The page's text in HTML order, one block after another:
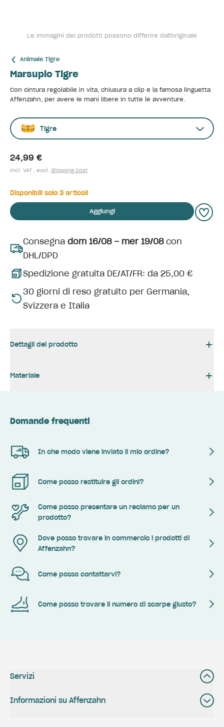
Le immagini dei prodotti possono differire dall'originale
Animale Tigre
Marsupio Tigre
Con cintura regolabile in vita, chiusura a clip e la famosa linguetta
Affenzahn, per avere le mani libere in tutte le avventure.
Tigre
24,99 €
incl. VAT , excl. Shipping Cost
Disponibili solo 3 articoli
Aggiungi
Consegna dom 16/08 – mer 19/08con
DHL/DPD
Spedizione gratuita DE/AT/FR: da 25,00 €
30 giorni di reso gratuito per Germania,
Svizzera e Italia
Dettagli del prodotto
Materiale
Domande frequenti
In che modo viene inviato il mio ordine?
Come posso restituire gli ordini?
Come posso presentare un reclamo per un
prodotto?
Dove posso trovare in commercio i prodotti di
Affenzahn?
Come posso contattarvi?
Come posso trovare il numero di scarpe giusto?
Servizi
Informazioni su Affenzahn